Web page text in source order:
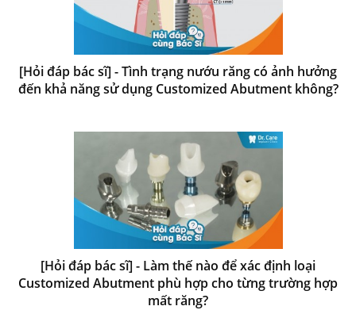
[Hỏi đáp bác sĩ] - Tình trạng nướu răng có ảnh hưởng
đến khả năng sử dụng Customized Abutment không?
[Hỏi đáp bác sĩ] - Làm thế nào để xác định loại
Customized Abutment phù hợp cho từng trường hợp
mất răng?